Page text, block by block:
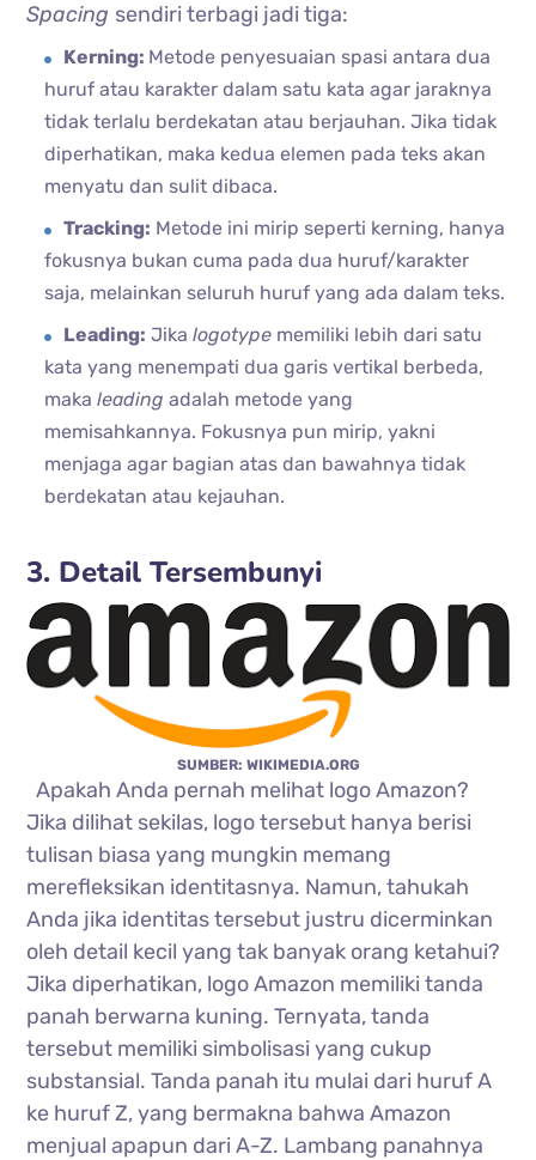
Spacing sendiri terbagi jadi tiga:
Kerning: Metode penyesuaian spasi antara dua
huruf atau karakter dalam satu kata agar jaraknya
tidak terlalu berdekatan atau berjauhan. Jika tidak
diperhatikan, maka kedua elemen pada teks akan
menyatu dan sulit dibaca.
Tracking: Metode ini mirip seperti kerning, hanya
fokusnya bukan cuma pada dua huruf/karakter
saja, melainkan seluruh huruf yang ada dalam teks.
Leading: Jikalogotype memiliki lebih dari satu
kata yang menempati dua garis vertikal berbeda,
makaleadingadalah metode yang
memisahkannya. Fokusnya pun mirip, yakni
menjaga agar bagian atas dan bawahnya tidak
berdekatan atau kejauhan.
3. Detail Tersembunyi
SUMBER: WIKIMEDIA.ORG
Apakah Anda pernah melihat logo Amazon?
Jika dilihat sekilas, logo tersebut hanya berisi
tulisan biasa yang mungkin memang
merefleksikan identitasnya. Namun, tahukah
Anda jika identitas tersebut justru dicerminkan
oleh detail kecil yang tak banyak orang ketahui?
Jika diperhatikan, logo Amazon memiliki tanda
panah berwarna kuning. Ternyata, tanda
tersebut memiliki simbolisasi yang cukup
substansial. Tanda panah itu mulai dari huruf A
ke huruf Z, yang bermakna bahwa Amazon
menjual apapun dari A-Z. Lambang panahnya